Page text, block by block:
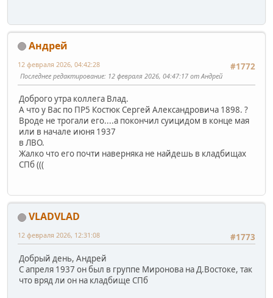
Андрей
#1772
12 февраля 2026, 04:42:28
Последнее редактирование: 12 февраля 2026, 04:47:17 от Андрей
Доброго утра коллега Влад.
А что у Вас по ПР5 Костюк Сергей Александровича 1898. ?
Вроде не трогали его....а покончил суицидом в конце мая
или в начале июня 1937
в ЛВО.
Жалко что его почти наверняка не найдешь в кладбищах
СПб (((
VLADVLAD
#1773
12 февраля 2026, 12:31:08
Добрый день, Андрей
С апреля 1937 он был в группе Миронова на Д.Востоке, так
что вряд ли он на кладбище СПб